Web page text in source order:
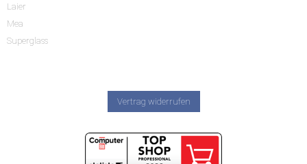
Laier
Mea
Superglass
Vertrag widerrufen